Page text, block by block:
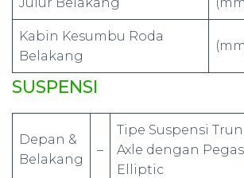
Kabin Kesumbu Roda
Belakang
SUSPENSI
Depan &
Belakang
–
Tipe Suspensi
Axle dengan
Elliptic